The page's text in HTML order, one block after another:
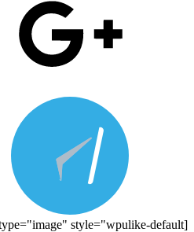
[wp_ulike button_type="image" style="wpulike-default"]